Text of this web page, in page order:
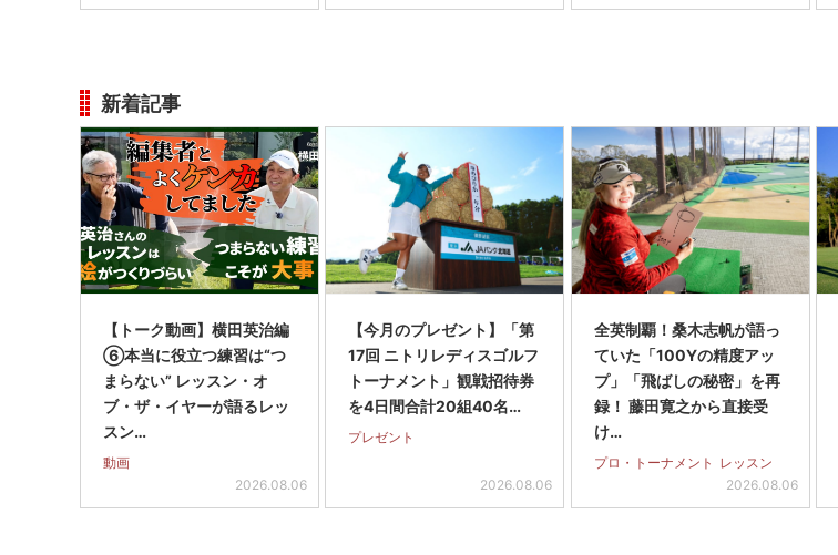
新着記事
【トーク動画】横田英治編
⑥本当に役立つ練習は“つ
まらない” レッスン・オ
ブ・ザ・イヤーが語るレッ
スン…
動画
2026.08.06
【今月のプレゼント】「第
17回 ニトリレディスゴルフ
トーナメント」観戦招待券
を4日間合計20組40名…
プレゼント
2026.08.06
全英制覇！桑木志帆が語っ
ていた「100Yの精度アッ
プ」「飛ばしの秘密」を再
録！ 藤田寛之から直接受
け…
プロ・トーナメント レッスン
2026.08.06